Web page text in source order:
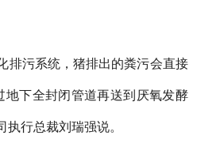
污系统，猪排出的粪污会直接
地下全封闭管道再送到厌氧发酵
执行总裁刘瑞强说。